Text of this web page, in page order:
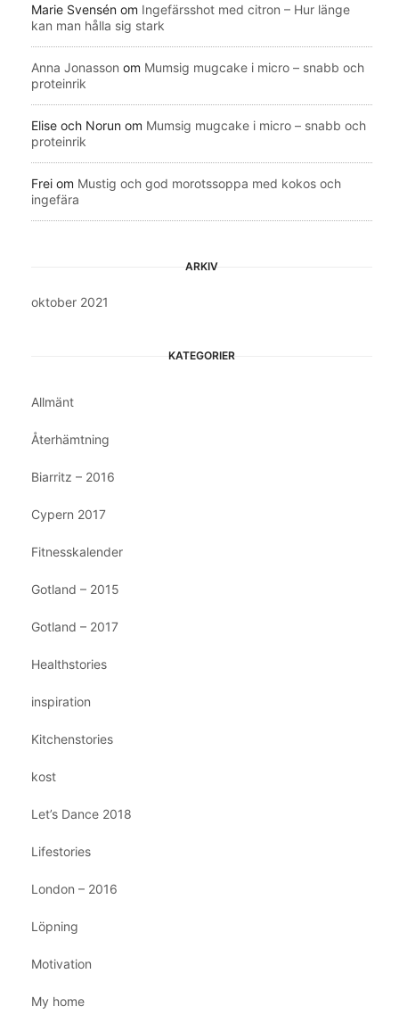
Marie Svensén om Ingefärsshot med citron – Hur länge
kan man hålla sig stark
Anna Jonasson om Mumsig mugcake i micro – snabb och
proteinrik
Elise och Norun om Mumsig mugcake i micro – snabb och
proteinrik
Frei om Mustig och god morotssoppa med kokos och
ingefära
ARKIV
oktober 2021
KATEGORIER
Allmänt
Återhämtning
Biarritz – 2016
Cypern 2017
Fitnesskalender
Gotland – 2015
Gotland – 2017
Healthstories
inspiration
Kitchenstories
kost
Let’s Dance 2018
Lifestories
London – 2016
Löpning
Motivation
My home